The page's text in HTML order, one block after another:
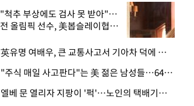
"척추 부상에도 검사 못 받아"…
전 올림픽 선수, 美봅슬레이협회
· 英유명 여배우, 큰 교통사고서 기아차 덕에 살았다
· "주식 매일 사고판다"는 美 젊은 남성들…64%가 "나는 인생의 패배자“
· 엘베 문 열리자 지팡이 '퍽'…노인의 택배기사 폭행 이유